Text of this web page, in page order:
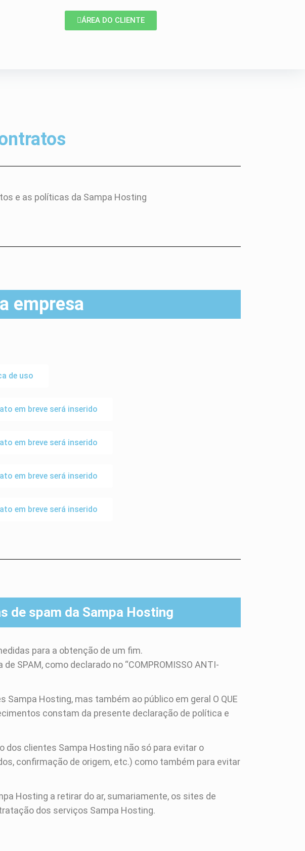
ÁREA DO CLIENTE
e as políticas da Sampa Hosting
empresa
de uso
em breve será inserido
em breve será inserido
em breve será inserido
em breve será inserido
de spam da Sampa Hosting
para a obtenção de um fim.
SPAM, como declarado no “COMPROMISSO ANTI-
Hosting, mas também ao público em geral O QUE
constam da presente declaração de política e
clientes Sampa Hosting não só para evitar o
confirmação de origem, etc.) como também para evitar
Hosting a retirar do ar, sumariamente, os sites de
dos serviços Sampa Hosting.